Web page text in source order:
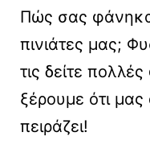
Πώς σας
πινιάτες μας;
τις δείτε
ξέρουμε ότι
πειράζει!